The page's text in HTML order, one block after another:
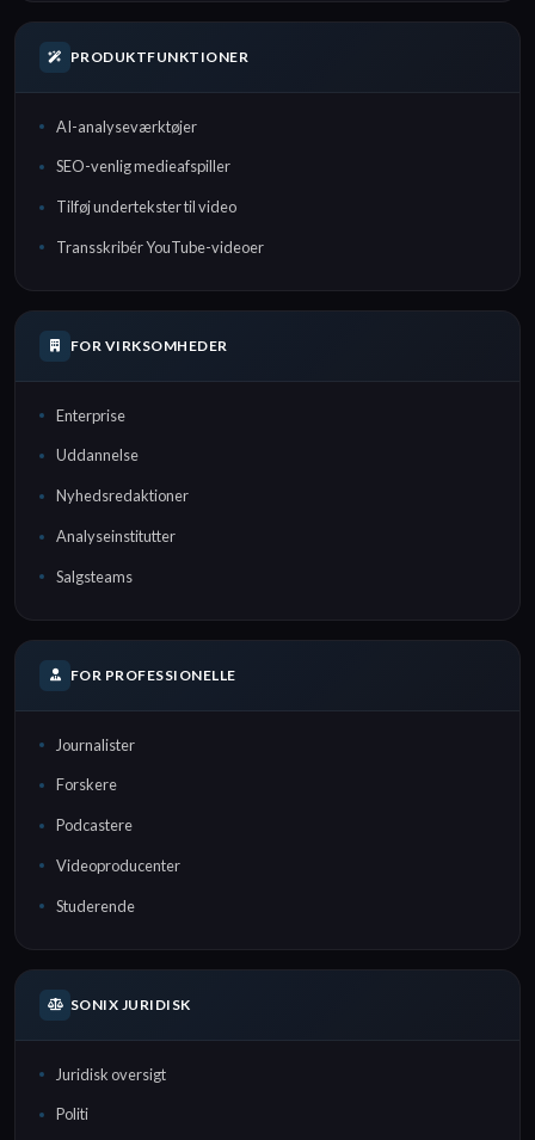
PRODUKTFUNKTIONER
AI-analyseværktøjer
SEO-venlig medieafspiller
Tilføj undertekster til video
Transskribér YouTube-videoer
FOR VIRKSOMHEDER
Enterprise
Uddannelse
Nyhedsredaktioner
Analyseinstitutter
Salgsteams
FOR PROFESSIONELLE
Journalister
Forskere
Podcastere
Videoproducenter
Studerende
SONIX JURIDISK
Juridisk oversigt
Politi